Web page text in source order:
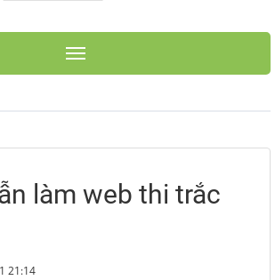
Toggle navigation
làm web thi trắc
21:14